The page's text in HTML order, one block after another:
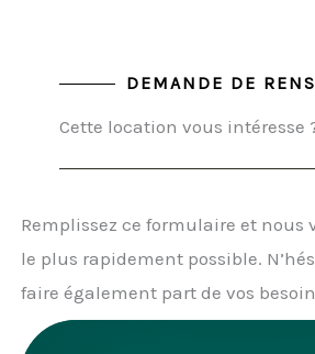
DEMANDE DE
Cette location vous intéresse
Remplissez ce formulaire et nous
le plus rapidement possible.
faire également part de vos